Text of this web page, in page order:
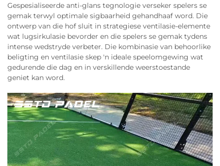
Gespesialiseerde anti-glans tegnologie verseker spelers se
gemak terwyl optimale sigbaarheid gehandhaaf word. Die
ontwerp van die hof sluit in strategiese ventilasie-elemente
wat lugsirkulasie bevorder en die spelers se gemak tydens
intense wedstryde verbeter. Die kombinasie van behoorlike
beligting en ventilasie skep 'n ideale speelomgewing wat
gedurende die dag en in verskillende weerstoestande
geniet kan word.